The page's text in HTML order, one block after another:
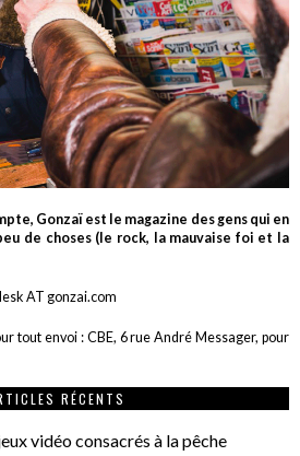
Gonzaï est le magazine des gens qui en
de choses (le rock, la mauvaise foi et la
AT gonzai.com
tout envoi : CBE, 6 rue André Messager, pour
RÉCENTS
vidéo consacrés à la pêche